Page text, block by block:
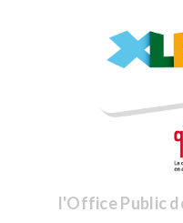
l'Office Public